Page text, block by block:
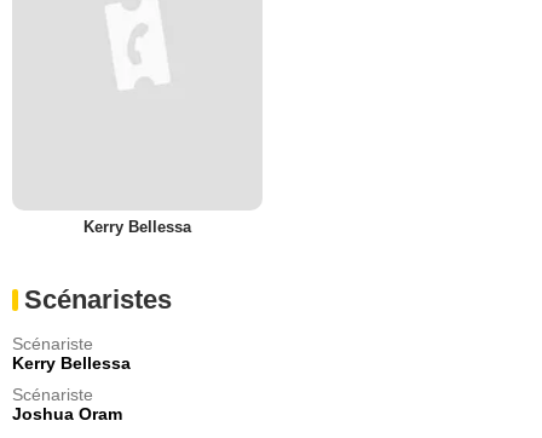
Kerry Bellessa
Scénaristes
Scénariste
Kerry Bellessa
Scénariste
Joshua Oram